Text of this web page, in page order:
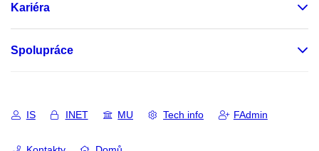
Kariéra
Spolupráce
IS INET MU Tech info FAdmin